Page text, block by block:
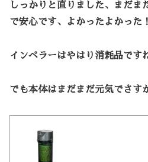
しっかりと直りました、まだま
で安心です、よかったよかった！
インペラーはやはり消耗品です
でも本体はまだまだ元気でさす